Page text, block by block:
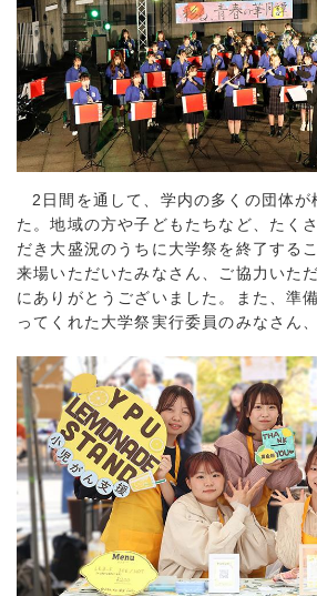
2日間を通して、学内の多くの団体が
た。地域の方や子どもたちなど、たく
だき大盛況のうちに大学祭を終了する
来場いただいたみなさん、ご協力いた
にありがとうございました。また、準
ってくれた大学祭実行委員のみなさん